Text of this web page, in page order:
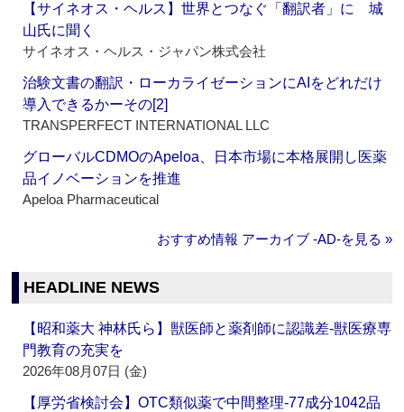
【サイネオス・ヘルス】世界とつなぐ「翻訳者」に 城
山氏に聞く
サイネオス・ヘルス・ジャパン株式会社
治験文書の翻訳・ローカライゼーションにAIをどれだけ
導入できるかーその[2]
TRANSPERFECT INTERNATIONAL LLC
グローバルCDMOのApeloa、日本市場に本格展開し医薬
品イノベーションを推進
Apeloa Pharmaceutical
おすすめ情報 アーカイブ ‐AD‐を見る »
HEADLINE NEWS
【昭和薬大 神林氏ら】獣医師と薬剤師に認識差‐獣医療専
門教育の充実を
2026年08月07日 (金)
【厚労省検討会】OTC類似薬で中間整理‐77成分1042品